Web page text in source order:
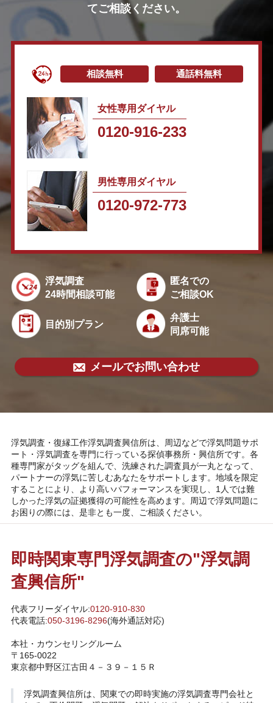
てご相談ください。
相談無料 通話料無料
女性専用ダイヤル
0120-916-233
男性専用ダイヤル
0120-972-773
浮気調査
24時間相談可能
匿名での
ご相談OK
目的別プラン
弁護士
同席可能
メールでお問い合わせ
浮気調査・復縁工作浮気調査興信所は、周辺などで浮気問題サポ
ート・浮気調査を専門に行っている探偵事務所・興信所です。各
種専門家がタッグを組んで、洗練された調査員が一丸となって、
パートナーの浮気に苦しむあなたをサポートします。地域を限定
することにより、より高いパフォーマンスを実現し、1人では難
しかった浮気の証拠獲得の可能性を高めます。周辺で浮気問題に
お困りの際には、是非とも一度、ご相談ください。
即時関東専門浮気調査の"浮気調
査興信所"
代表フリーダイヤル:0120-910-830
代表電話:050-3196-8296(海外通話対応)
本社・カウンセリングルーム
〒165-0022
東京都中野区江古田４－３９－１５Ｒ
浮気調査興信所は、関東での即時実施の浮気調査専門会社と